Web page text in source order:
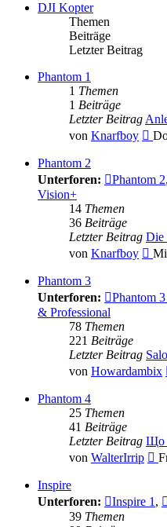
DJI Kopter
Themen
Beiträge
Letzter Beitrag
Phantom 1
1 Themen
1 Beiträge
Letzter Beitrag
von Knarfboy
Phantom 2
Unterforen:
Phantom 2,
Vision+
14 Themen
36 Beiträge
Letzter Beitrag Die
von Knarfboy
Phantom 3
Unterforen:
Phantom
& Professional
78 Themen
221 Beiträge
Letzter Beitrag
von Howardambix
Phantom 4
25 Themen
41 Beiträge
Letzter Beitrag Що
von WalterIrrip
Inspire
Unterforen:
Inspire 1,
39 Themen